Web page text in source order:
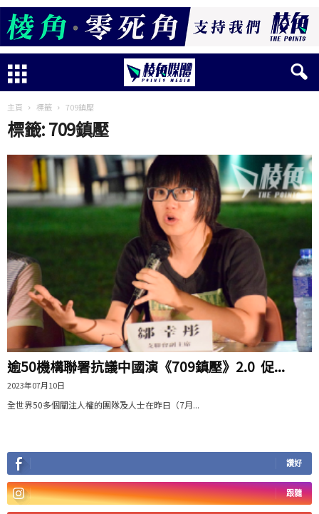
主頁 標籤 709鎮壓
標籤: 709鎮壓
逾50機構聯署抗議中國演《709鎮壓》2.0 促...
2023年07月10日
全世界50多個關注人權的團隊及人士在昨日（7月...
讚好
跟隨